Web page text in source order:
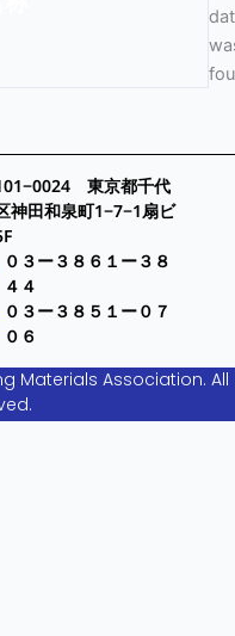
東京都千代
神田和泉町1−7−1扇ビ
０３ー３８６１ー３８
４４
０３ー３８５１ー０７
０６
Materials Association. All